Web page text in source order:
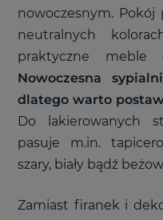
nowoczesnym.
neutralnych
praktyczne meble
Nowoczesna
dlatego warto
Do lakierowanych
pasuje m.in.
szary, biały bądź
Zamiast firanek i